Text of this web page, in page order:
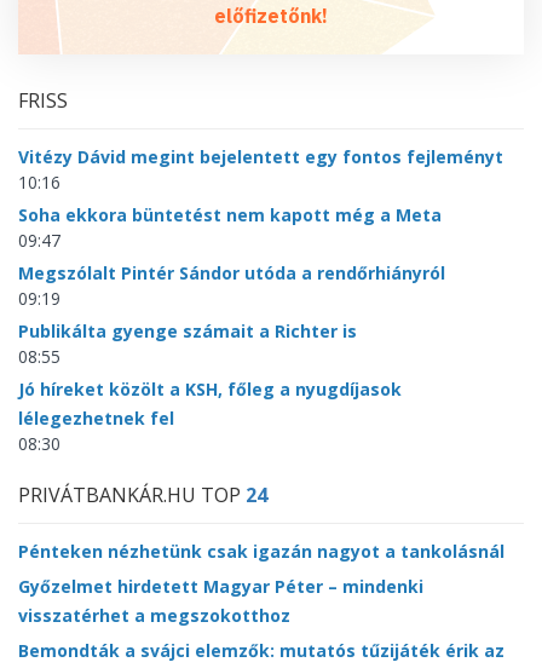
előfizetőnk!
FRISS
Vitézy Dávid megint bejelentett egy fontos fejleményt
10:16
Soha ekkora büntetést nem kapott még a Meta
09:47
Megszólalt Pintér Sándor utóda a rendőrhiányról
09:19
Publikálta gyenge számait a Richter is
08:55
Jó híreket közölt a KSH, főleg a nyugdíjasok
lélegezhetnek fel
08:30
PRIVÁTBANKÁR.HU TOP 24
Pénteken nézhetünk csak igazán nagyot a tankolásnál
Győzelmet hirdetett Magyar Péter – mindenki
visszatérhet a megszokotthoz
Bemondták a svájci elemzők: mutatós tűzijáték érik az